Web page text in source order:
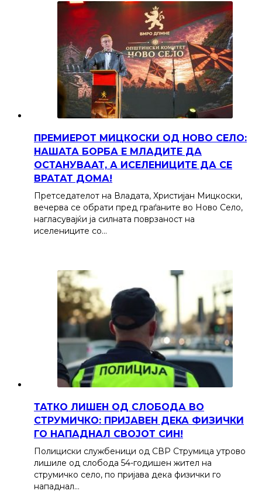
ПРЕМИЕРОТ МИЦКОСКИ ОД НОВО СЕЛО:
НАШАТА БОРБА Е МЛАДИТЕ ДА
ОСТАНУВААТ, А ИСЕЛЕНИЦИТЕ ДА СЕ
ВРАТАТ ДОМА!
Претседателот на Владата, Христијан Мицкоски,
вечерва се обрати пред граѓаните во Ново Село,
нагласувајќи ја силната поврзаност на
иселениците со…
ТАТКО ЛИШЕН ОД СЛОБОДА ВО
СТРУМИЧКО: ПРИЈАВЕН ДЕКА ФИЗИЧКИ
ГО НАПАДНАЛ СВОЈОТ СИН!
Полициски службеници од СВР Струмица утрово
лишиле од слобода 54-годишен жител на
струмичко село, по пријава дека физички го
нападнал…